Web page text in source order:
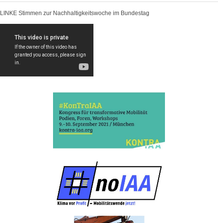
LINKE Stimmen zur Nachhaltigkeitswoche im Bundestag